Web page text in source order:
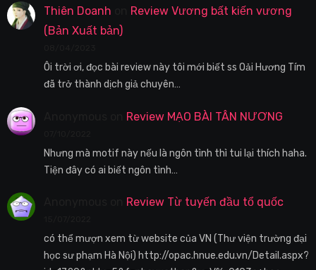
Thiên Doanh
Review Vương bất kiến vương
(Bản Xuất bản)
Ôi trời ơi, đọc bài review này tôi mới biết ss Oải Hương Tím
đã trở thành dịch giả chuyên…
Review MẠO BÀI TÂN NƯƠNG
Nhưng mà motif này nếu là ngôn tình thì tui lại thích haha.
Tiện đây có ai biết ngôn tình…
Review Từ tuyến đầu tổ quốc
có thể mượn xem từ website của VN (Thư viện trường đại
học sư phạm Hà Nội) http://opac.hnue.edu.vn/Detail.aspx?